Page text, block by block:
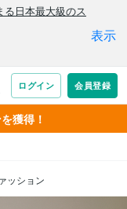
獲得！
ッション